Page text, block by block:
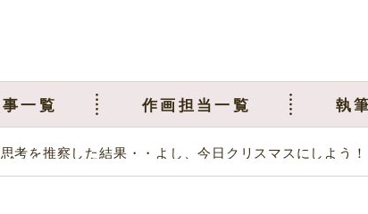
一覧 作画担当一覧 執
考を推察した結果・・よし、今日クリスマスにしよう